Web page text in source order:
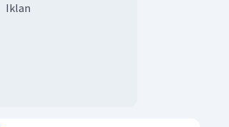
Iklan